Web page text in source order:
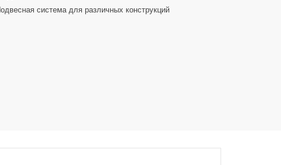
система для различных конструкций